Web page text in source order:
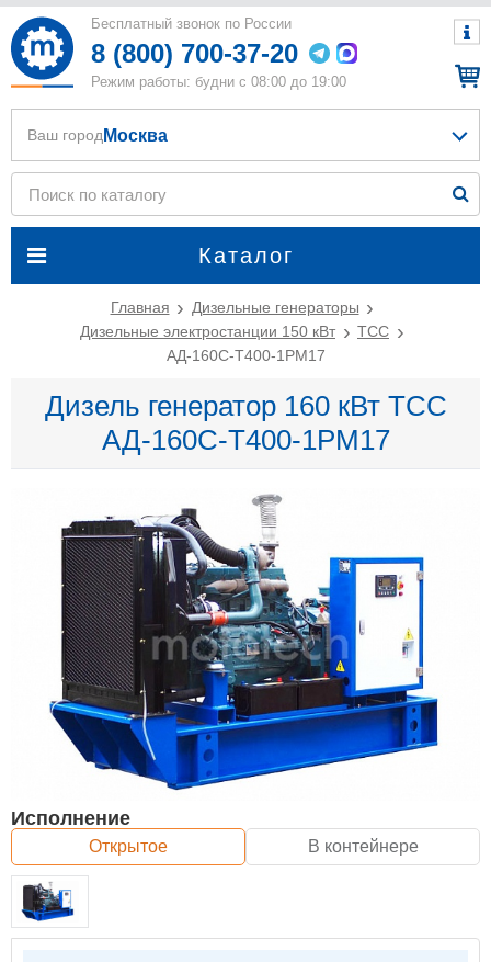
Бесплатный звонок по России
8 (800) 700-37-20
Режим работы: будни с 08:00 до 19:00
Каталог
Ваш город Москва
Главная
Дизельные генераторы
Дизельные электростанции 150 кВт
ТСС
АД-160С-Т400-1РМ17
Дизель генератор 160 кВт ТСС
АД-160С-Т400-1РМ17
Исполнение
Открытое В контейнере